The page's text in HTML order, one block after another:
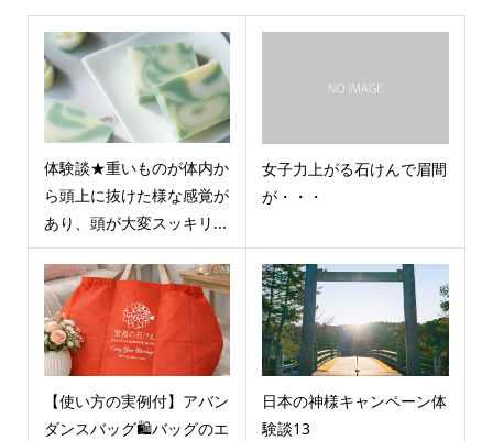
体験談★重いものが体内か
ら頭上に抜けた様な感覚が
あり、頭が大変スッキリ...
女子力上がる石けんで眉間
が・・・
【使い方の実例付】アバン
ダンスバッグ🛍️バッグのエ
日本の神様キャンペーン体
験談13